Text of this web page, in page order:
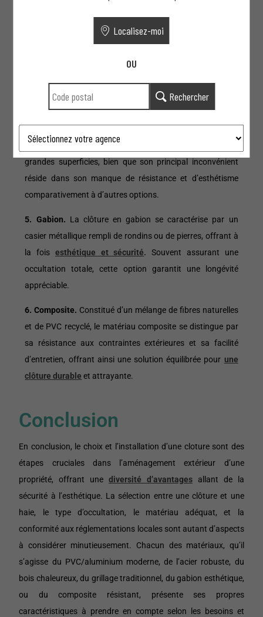
conviviale, le bois demeure une option répandue pour les
4. Grillage.Classique et économique,le grillage
clôtures. Il assure une délimitation claire, idéale pour les
grandes superficies, bien que son principal inconvénient
réside dans son manque de résistance et d’esthétisme
comparativement à d’autres options.
5. Gabion. La clôture en gabion se caractérise par un
casier métallique rempli de rondins ou de pierres, offrant à
la fois esthétique et sécurité. Souvent assurant une
occultation totale, cette option garantit une longévité
appréciable.
6. Composite. Constitué d’un mélange de fibres naturelles
et de PVC recyclé, le matériau composite se distingue par
sa résistance aux contraintes extérieures et sa facilité
d’entretien, offrant ainsi une solution équilibrée pour une
clôture durable et attrayante.
Conclusion
En conclusion, le choix et l’installation d’une cloture sont des
étapes cruciales dans l’aménagement extérieur d’une
propriété, offrant unediversité d’avantagesallant de la
sécurité à l’esthétique. La sélection entre une clôture et une
haie, le type d’occultation, le matériau adéquat, et la
conformité aux réglementations locales sont autant d’aspects
à considérer minutieusement. Chacun des matériaux, qu’il
s’agisse du PVC/aluminium moderne, de l’acier robuste, du
bois chaleureux, du grillage traditionnel, du gabion esthétique,
ou du composite résistant, présente ses propres
caractéristiques à prendre en compte selon les besoins et
Localisez-moi
OU
Rechercher